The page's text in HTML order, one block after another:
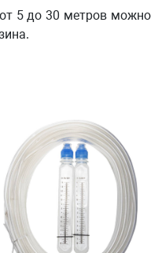
5 до 30 метров можно